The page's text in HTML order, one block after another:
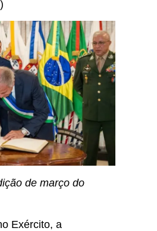
de março do
Exército, a